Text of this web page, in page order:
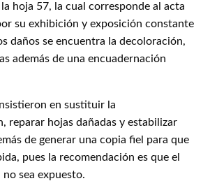
hoja 57, la cual corresponde al acta
su exhibición y exposición constante
daños se encuentra la decoloración,
además de una encuadernación
en sustituir la
reparar hojas dañadas y estabilizar
de generar una copia fiel para que
pues la recomendación es que el
sea expuesto.